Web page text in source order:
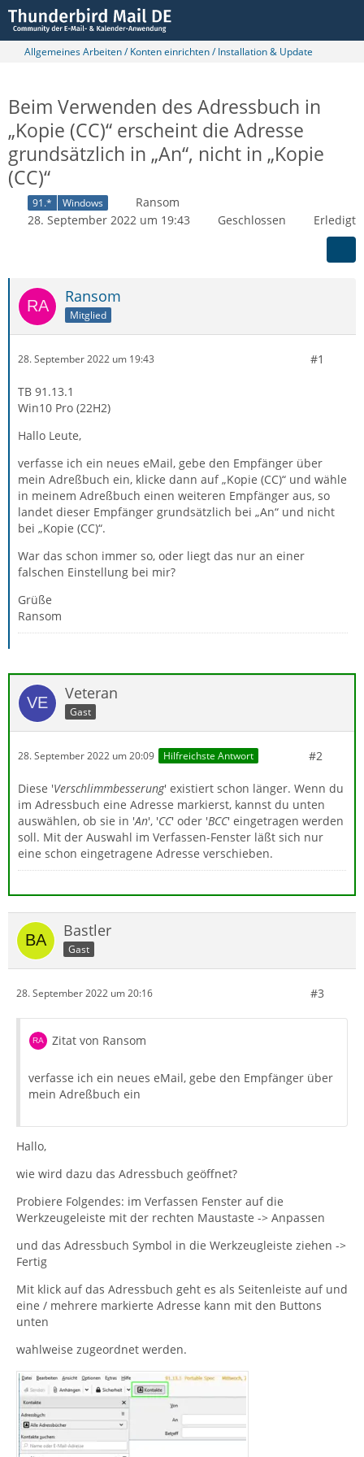
Allgemeines Arbeiten / Konten einrichten / Installation & Update
Beim Verwenden des Adressbuch in
„Kopie (CC)“ erscheint die Adresse
grundsätzlich in „An“, nicht in „Kopie
(CC)“
91.* Windows
Ransom
28. September 2022 um 19:43
Geschlossen Erledigt
Ransom
Mitglied
28. September 2022 um 19:43 #1
TB 91.13.1
Win10 Pro (22H2)
Hallo Leute,
verfasse ich ein neues eMail, gebe den Empfänger über
mein Adreßbuch ein, klicke dann auf „Kopie (CC)“ und wähle
in meinem Adreßbuch einen weiteren Empfänger aus, so
landet dieser Empfänger grundsätzlich bei „An“ und nicht
bei „Kopie (CC)“.
War das schon immer so, oder liegt das nur an einer
falschen Einstellung bei mir?
Grüße
Ransom
Veteran
Gast
28. September 2022 um 20:09 Hilfreichste Antwort #2
Diese 'Verschlimmbesserung' existiert schon länger. Wenn du
im Adressbuch eine Adresse markierst, kannst du unten
auswählen, ob sie in 'An', 'CC' oder 'BCC' eingetragen werden
soll. Mit der Auswahl im Verfassen-Fenster läßt sich nur
eine schon eingetragene Adresse verschieben.
Bastler
Gast
28. September 2022 um 20:16 #3
Zitat von Ransom
verfasse ich ein neues eMail, gebe den Empfänger über
mein Adreßbuch ein
Hallo,
wie wird dazu das Adressbuch geöffnet?
Probiere Folgendes: im Verfassen Fenster auf die
Werkzeugeleiste mit der rechten Maustaste -> Anpassen
und das Adressbuch Symbol in die Werkzeugleiste ziehen ->
Fertig
Mit klick auf das Adressbuch geht es als Seitenleiste auf und
eine / mehrere markierte Adresse kann mit den Buttons
unten
wahlweise zugeordnet werden.